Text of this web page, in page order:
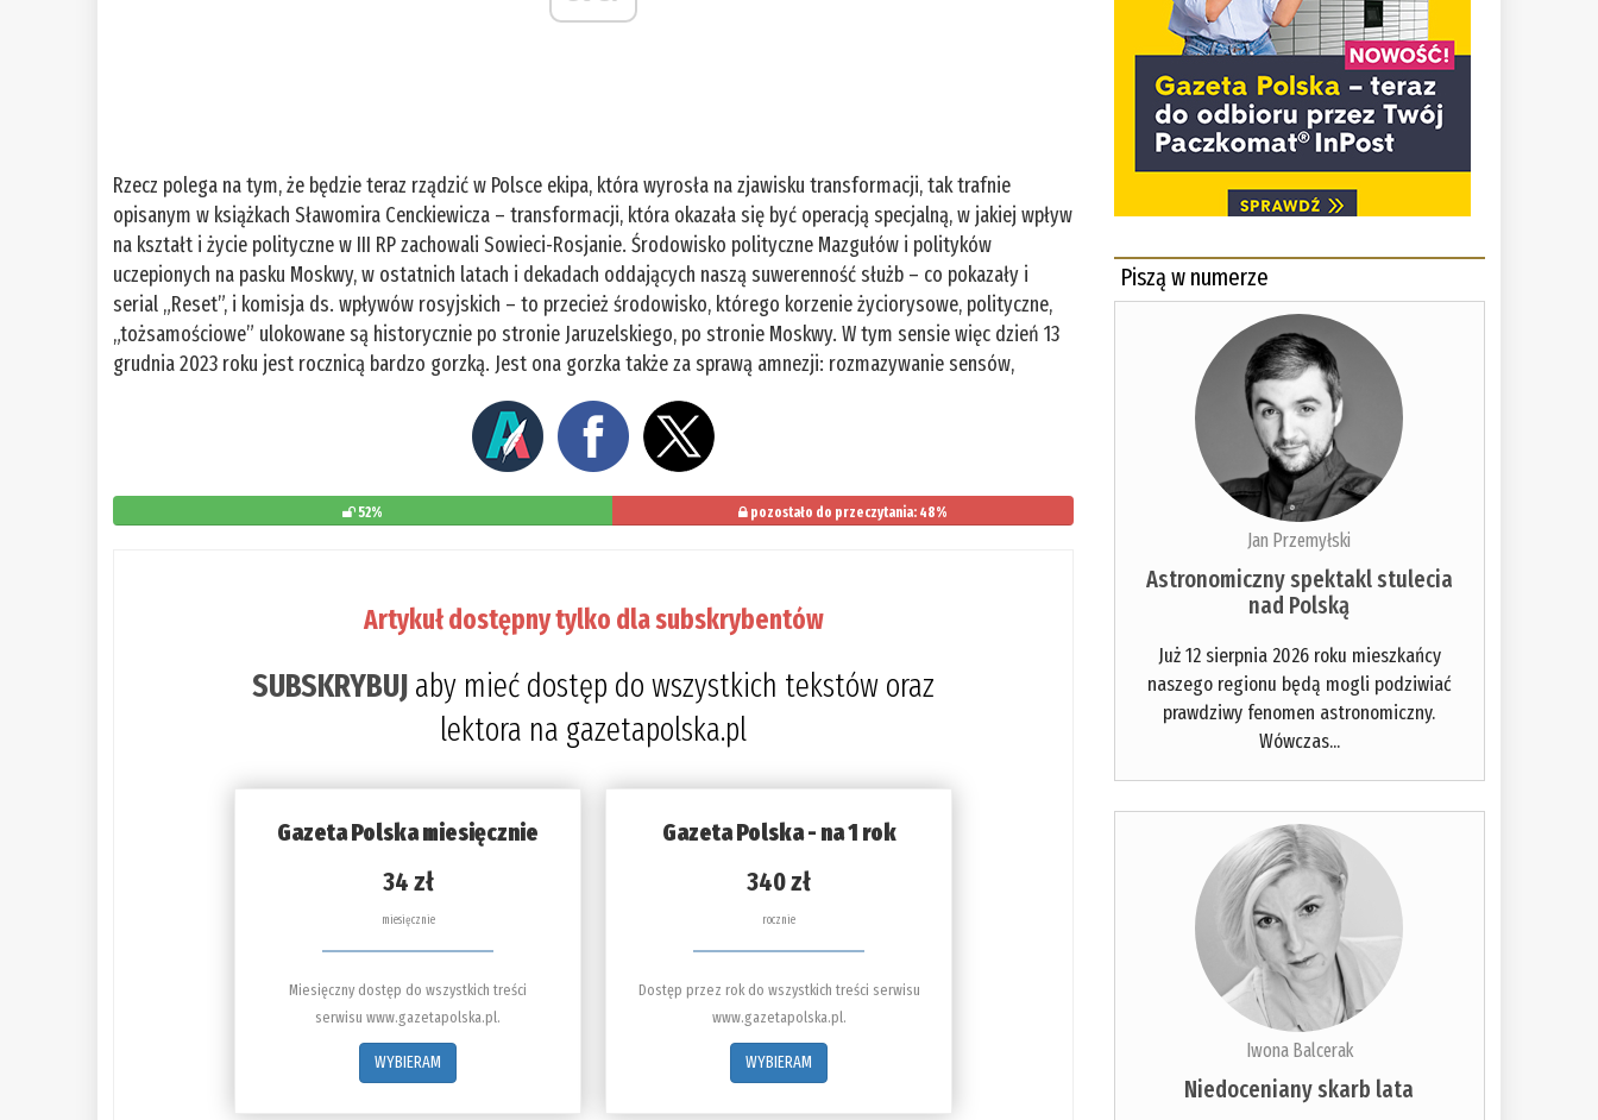
Rzecz polega na tym, że będzie teraz rządzić w Polsce ekipa, która wyrosła na zjawisku transformacji, tak trafnie
opisanym w książkach Sławomira Cenckiewicza – transformacji, która okazała się być operacją specjalną, w jakiej wpływ
na kształt i życie polityczne w III RP zachowali Sowieci-Rosjanie. Środowisko polityczne Mazgułów i polityków
uczepionych na pasku Moskwy, w ostatnich latach i dekadach oddających naszą suwerenność służb – co pokazały i
serial „Reset”, i komisja ds. wpływów rosyjskich – to przecież środowisko, którego korzenie życiorysowe, polityczne,
„tożsamościowe” ulokowane są historycznie po stronie Jaruzelskiego, po stronie Moskwy. W tym sensie więc dzień 13
grudnia 2023 roku jest rocznicą bardzo gorzką. Jest ona gorzka także za sprawą amnezji: rozmazywanie sensów,
52% pozostało do przeczytania: 48%
Artykuł dostępny tylko dla subskrybentów
SUBSKRYBUJ aby mieć dostęp do wszystkich tekstów oraz
lektora na gazetapolska.pl
Gazeta Polska miesięcznie
34 zł
miesięcznie
Miesięczny dostęp do wszystkich treści
serwisu www.gazetapolska.pl.
WYBIERAM
Gazeta Polska - na 1 rok
340 zł
rocznie
Dostęp przez rok do wszystkich treści serwisu
www.gazetapolska.pl.
WYBIERAM
Piszą w numerze
Jan Przemyłski
Astronomiczny spektakl stulecia
nad Polską
Już 12 sierpnia 2026 roku mieszkańcy
naszego regionu będą mogli podziwiać
prawdziwy fenomen astronomiczny.
Wówczas...
Iwona Balcerak
Niedoceniany skarb lata